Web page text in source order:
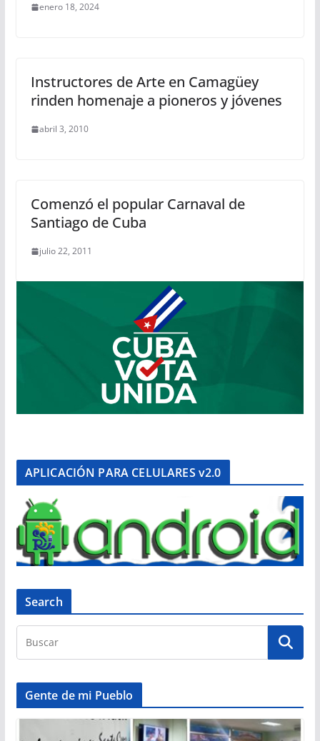
enero 18, 2024
Instructores de Arte en Camagüey
rinden homenaje a pioneros y jóvenes
abril 3, 2010
Comenzó el popular Carnaval de
Santiago de Cuba
julio 22, 2011
APLICACIÓN PARA CELULARES v2.0
Search
Gente de mi Pueblo